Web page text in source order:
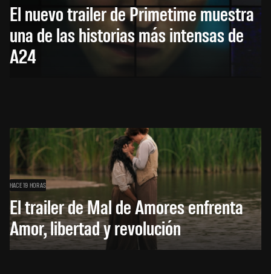
El nuevo trailer de Primetime muestra
una de las historias más intensas de
A24
HACE 19 HORAS
El trailer de Mal de Amores enfrenta
Amor, libertad y revolución